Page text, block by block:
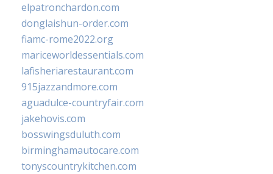
elpatronchardon.com
donglaishun-order.com
fiamc-rome2022.org
mariceworldessentials.com
lafisheriarestaurant.com
915jazzandmore.com
aguadulce-countryfair.com
jakehovis.com
bosswingsduluth.com
birminghamautocare.com
tonyscountrykitchen.com